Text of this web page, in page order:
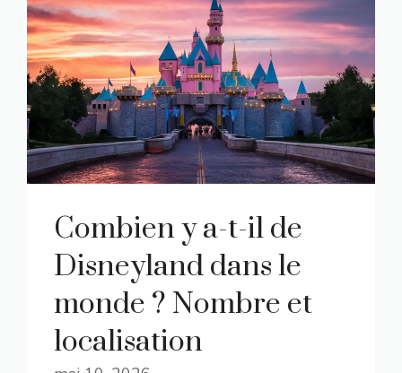
Combien y a-t-il de
Disneyland dans le
monde ? Nombre et
localisation